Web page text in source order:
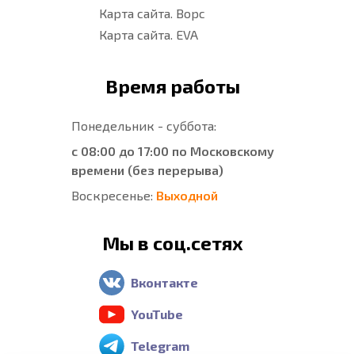
Карта сайта. Ворс
Карта сайта. EVA
Время работы
Понедельник - суббота:
с 08:00 до 17:00 по Московскому
времени (без перерыва)
Воскресенье: Выходной
Мы в соц.сетях
Вконтакте
YouTube
Telegram